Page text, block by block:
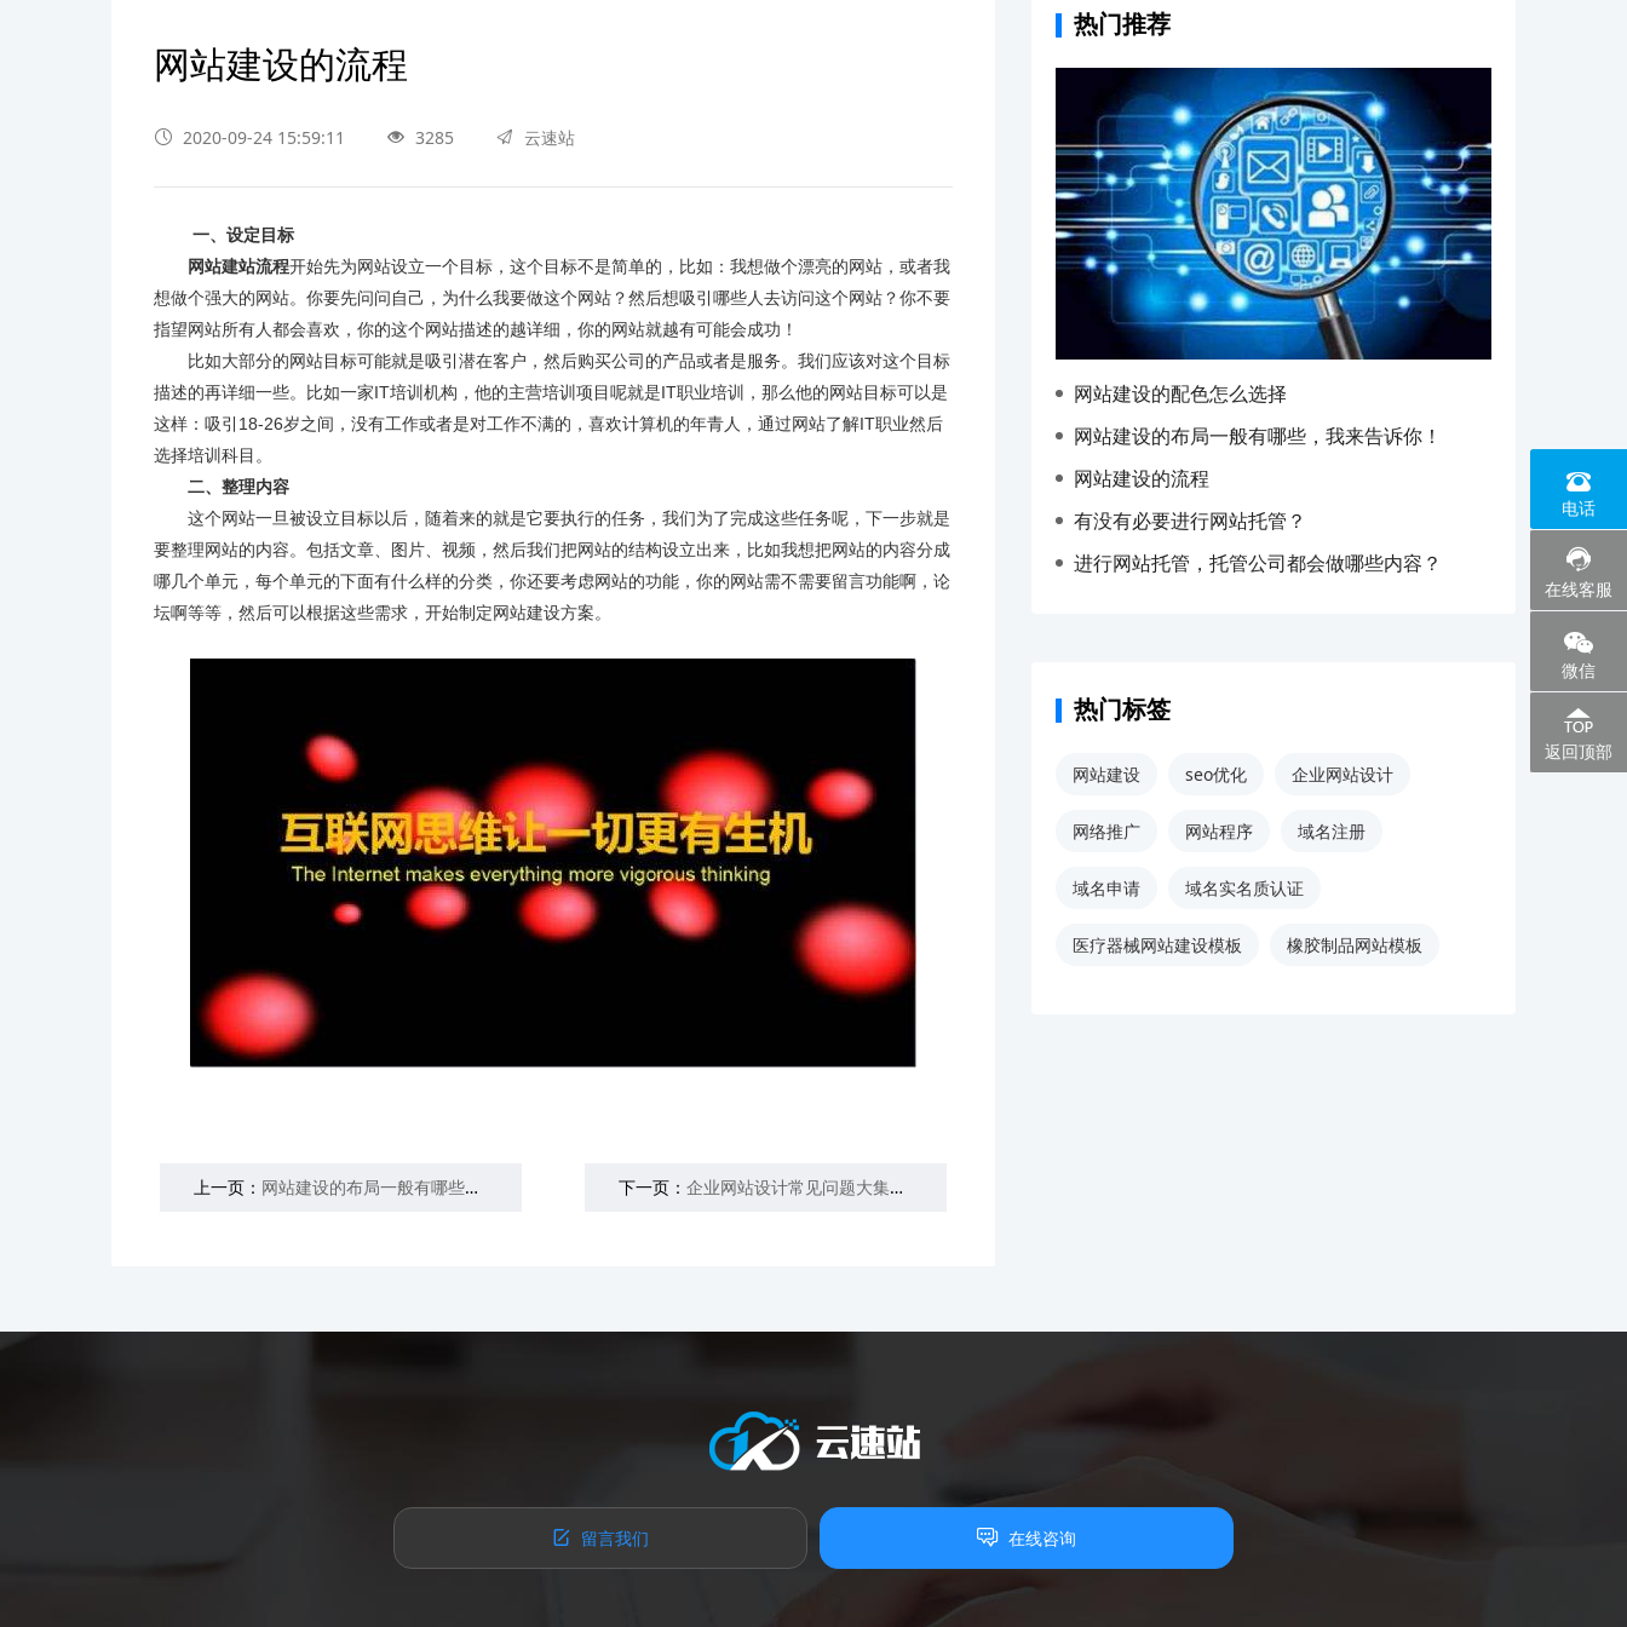
网站建设的流程
2020-09-24 15:59:11 3285 云速站
一、设定目标
网站建站流程开始先为网站设立一个目标，这个目标不是简单的，比如：我想做个漂亮的网站，或者我
想做个强大的网站。你要先问问自己，为什么我要做这个网站？然后想吸引哪些人去访问这个网站？你不要
指望网站所有人都会喜欢，你的这个网站描述的越详细，你的网站就越有可能会成功！
比如大部分的网站目标可能就是吸引潜在客户，然后购买公司的产品或者是服务。我们应该对这个目标
描述的再详细一些。比如一家IT培训机构，他的主营培训项目呢就是IT职业培训，那么他的网站目标可以是
这样：吸引18-26岁之间，没有工作或者是对工作不满的，喜欢计算机的年青人，通过网站了解IT职业然后
选择培训科目。
二、整理内容
这个网站一旦被设立目标以后，随着来的就是它要执行的任务，我们为了完成这些任务呢，下一步就是
要整理网站的内容。包括文章、图片、视频，然后我们把网站的结构设立出来，比如我想把网站的内容分成
哪几个单元，每个单元的下面有什么样的分类，你还要考虑网站的功能，你的网站需不需要留言功能啊，论
坛啊等等，然后可以根据这些需求，开始制定网站建设方案。
上一页： 网站建设的布局一般有哪些，我来告诉你！ 下一页：企业网站设计常见问题大集锦【精华】
热门推荐
网站建设的配色怎么选择
网站建设的布局一般有哪些，我来告诉你！
网站建设的流程
有没有必要进行网站托管？
进行网站托管，托管公司都会做哪些内容？
热门标签
网站建设 seo优化 企业网站设计
网络推广 网站程序 域名注册
域名申请 域名实名质认证
医疗器械网站建设模板 橡胶制品网站模板
留言我们 在线咨询
电话
在线客服
微信
返回顶部